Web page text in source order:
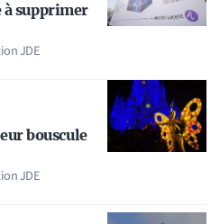
à supprimer
JDE
bouscule
JDE